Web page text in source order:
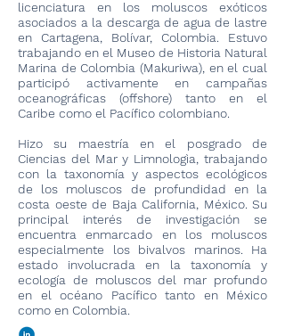
licenciatura en los moluscos exóticos
asociados a la descarga de agua de lastre
en Cartagena, Bolívar, Colombia. Estuvo
trabajando en el Museo de Historia Natural
Marina de Colombia (Makuriwa), en el cual
participó activamente en campañas
oceanográficas (offshore) tanto en el
Caribe como el Pacífico colombiano.
Hizo su maestría en el posgrado de
Ciencias del Mar y Limnologìa, trabajando
con la taxonomía y aspectos ecológicos
de los moluscos de profundidad en la
costa oeste de Baja California, México. Su
principal interés de investigación se
encuentra enmarcado en los moluscos
especialmente los bivalvos marinos. Ha
estado involucrada en la taxonomía y
ecología de moluscos del mar profundo
en el océano Pacífico tanto en México
como en Colombia.